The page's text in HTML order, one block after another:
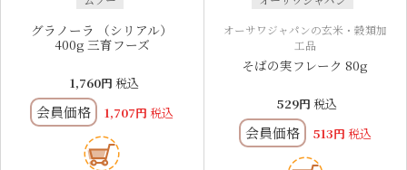
グラノーラ （シリアル）
400g 三育フーズ
1,760 税込
会員価格 1,707 税込
オーサワジャパンの玄米・穀類加
工品
そばの実フレーク 80g
529 税込
会員価格 513 税込